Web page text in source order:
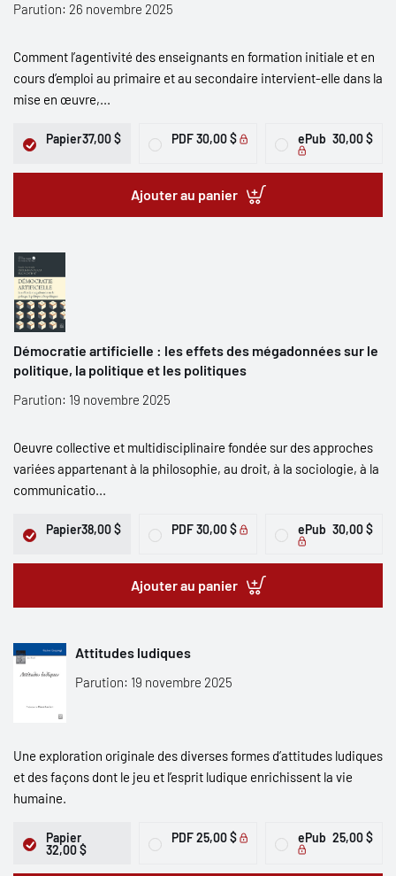
Parution: 26 novembre 2025
Comment l’agentivité des enseignants en formation initiale et en
cours d’emploi au primaire et au secondaire intervient-elle dans la
mise en œuvre,...
Papier37,00 $ PDF30,00 $ ePub 30,00 $
Ajouter au panier
Démocratie artificielle : les effets des mégadonnées sur le
politique, la politique et les politiques
Parution: 19 novembre 2025
Oeuvre collective et multidisciplinaire fondée sur des approches
variées appartenant à la philosophie, au droit, à la sociologie, à la
communicatio...
Papier38,00 $ PDF30,00 $ ePub 30,00 $
Ajouter au panier
Attitudes ludiques
Parution: 19 novembre 2025
Une exploration originale des diverses formes d’attitudes ludiques
et des façons dont le jeu et l’esprit ludique enrichissent la vie
humaine.
Papier
32,00 $
PDF25,00 $ ePub 25,00 $